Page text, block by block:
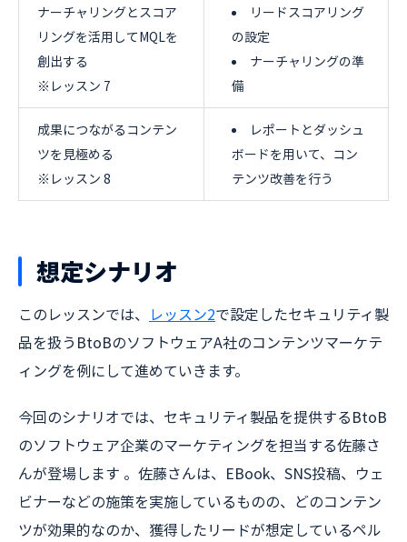
ナーチャリングとスコア
リングを活用してMQLを
創出する
※レッスン 7
リードスコアリング
の設定
ナーチャリングの準
備
成果につながるコンテン
ツを見極める
※レッスン 8
レポートとダッシュ
ボードを用いて、コン
テンツ改善を行う
想定シナリオ
このレッスンでは、 レッスン2で設定したセキュリティ製
品を扱うBtoBのソフトウェアA社のコンテンツマーケテ
ィングを例にして進めていきます。
今回のシナリオでは、セキュリティ製品を提供するBtoB
のソフトウェア企業のマーケティングを担当する佐藤さ
んが登場します 。佐藤さんは、EBook、SNS投稿、ウェ
ビナーなどの施策を実施しているものの、どのコンテン
ツが効果的なのか、獲得したリードが想定しているペル